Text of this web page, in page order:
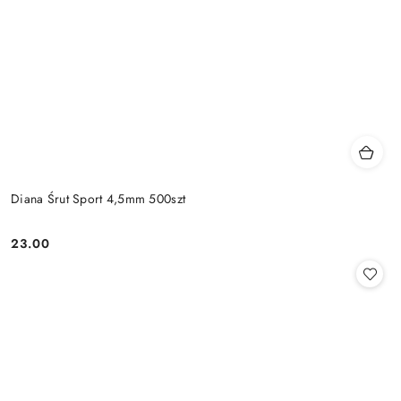
Diana Śrut Sport 4,5mm 500szt
Cena:
23.00